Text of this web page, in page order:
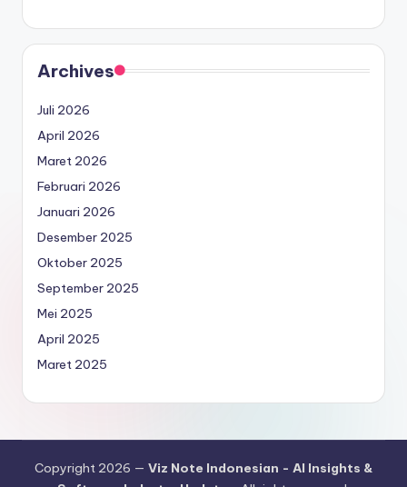
Archives
Juli 2026
April 2026
Maret 2026
Februari 2026
Januari 2026
Desember 2025
Oktober 2025
September 2025
Mei 2025
April 2025
Maret 2025
Copyright 2026 — Viz Note Indonesian - AI Insights &